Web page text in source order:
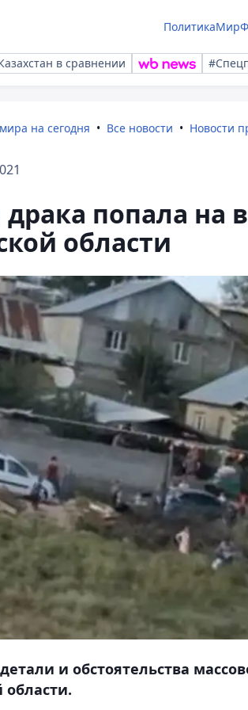
ПолитикаМир
в сравнении
на сегодня Все новости Новости
драка попала на
области
и обстоятельства